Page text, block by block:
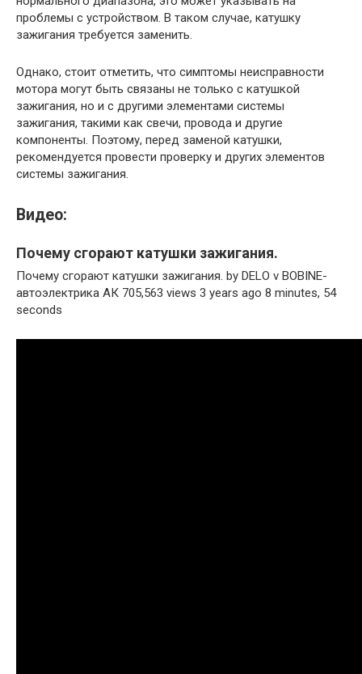
проблемы с устройством. В таком случае, катушку
зажигания требуется заменить.
Однако, стоит отметить, что симптомы неисправности
мотора могут быть связаны не только с катушкой
зажигания, но и с другими элементами системы
зажигания, такими как свечи, провода и другие
компоненты. Поэтому, перед заменой катушки,
рекомендуется провести проверку и других элементов
системы зажигания.
Видео:
Почему сгорают катушки зажигания.
Почему сгорают катушки зажигания. by DELO v BOBINE-
автоэлектрика АК 705,563 views 3 years ago 8 minutes, 54
seconds